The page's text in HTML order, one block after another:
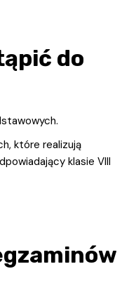
do
które realizują
klasie VIII